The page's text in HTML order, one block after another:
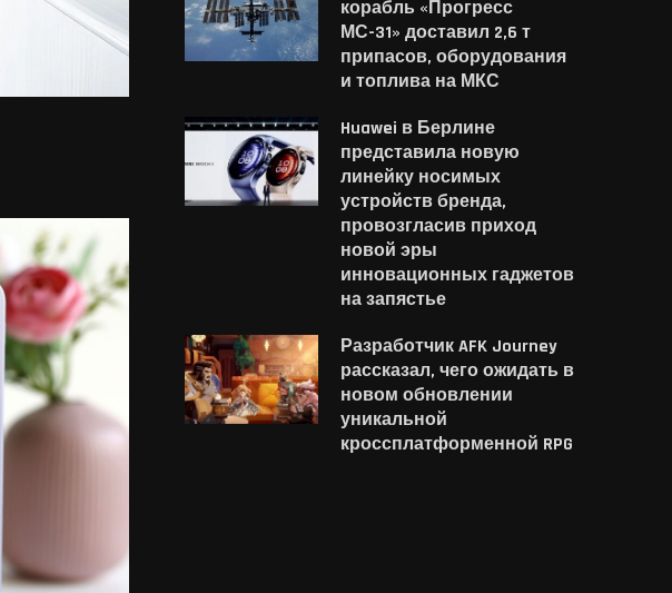
корабль «Прогресс
МС-31» доставил 2,6 т
припасов, оборудования
и топлива на МКС
Huawei в Берлине
представила новую
линейку носимых
устройств бренда,
провозгласив приход
новой эры
инновационных гаджетов
на запястье
Разработчик AFK Journey
рассказал, чего ожидать в
новом обновлении
уникальной
кроссплатформенной RPG